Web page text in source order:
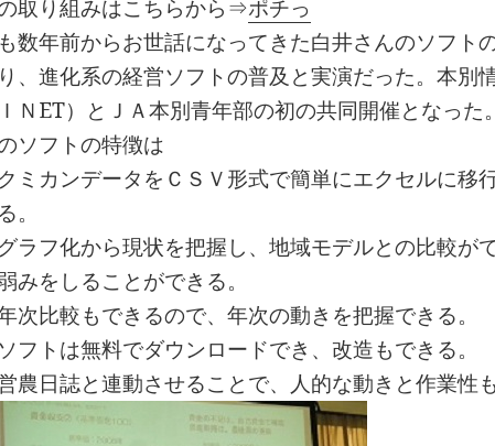
取り組みはこちらから⇒ポチっ
数年前からお世話になってきた白井さんのソフト
、進化系の経営ソフトの普及と実演だった。本別
ＩＮET）とＪＡ本別青年部の初の共同開催となった。
ソフトの特徴は
ミカンデータをＣＳＶ形式で簡単にエクセルに移
。
ラフ化から現状を把握し、地域モデルとの比較が
みをしることができる。
次比較もできるので、年次の動きを把握できる。
フトは無料でダウンロードでき、改造もできる。
農日誌と連動させることで、人的な動きと作業性